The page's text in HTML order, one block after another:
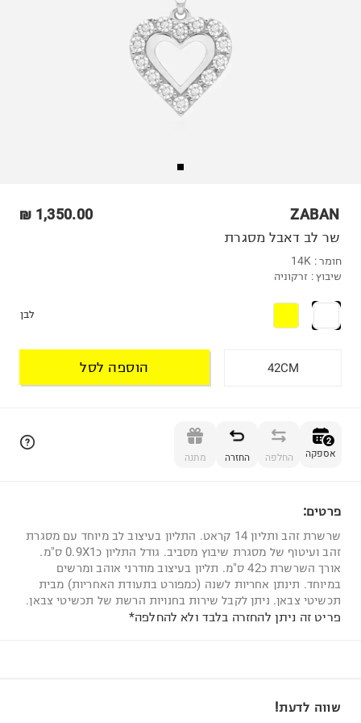
ZABAN
1,350.00 ₪
שר לב דאבל מסגרת
חומר : 14K
שיבוץ : זרקוניה
לבן
42CM הוספה לסל
2
אספקה החלפה החזרה מתנה
פרטים:
שרשרת זהב ותליון 14 קראט. התליון בעיצוב לב מיוחד עם מסגרת
זהב ועיטוף של מסגרת שיבוץ מסביב. גודל התליון כ0.9X1 ס"מ.
אורך השרשרת כ42 ס"מ. תליון בעיצוב מודרני אוהב ומרשים
במיוחד. תינתן אחריות לשנה (כמפורט בתעודת האחריות) מבית
תכשיטי צבאן. ניתן לקבל שירות בחנויות הרשת של תכשיטי צבאן.
פריט זה ניתן להחזרה בלבד ולא להחלפה*
שווה לדעת!